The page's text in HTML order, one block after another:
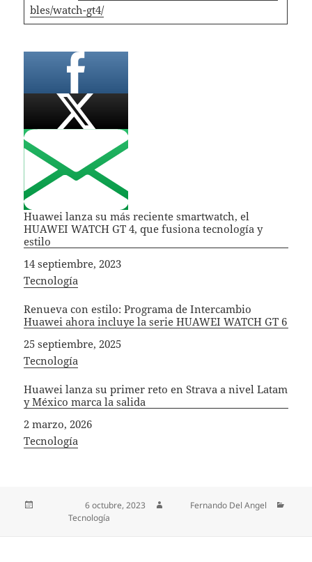
bles/watch-gt4/
Huawei lanza su más reciente smartwatch, el
HUAWEI WATCH GT 4, que fusiona tecnología y
estilo
Fecha
14 septiembre, 2023
In relation to
Tecnología
Renueva con estilo: Programa de Intercambio
Huawei ahora incluye la serie HUAWEI WATCH GT 6
Fecha
25 septiembre, 2025
In relation to
Tecnología
Huawei lanza su primer reto en Strava a nivel Latam
y México marca la salida
Fecha
2 marzo, 2026
In relation to
Tecnología
Publicado el6 octubre, 2023
Fernando Del Angel
CategoríasTecnología